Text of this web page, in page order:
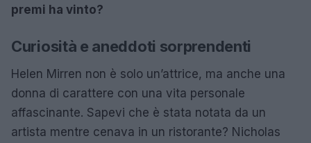
premi ha vinto?
Curiosità e aneddoti sorprendenti
Helen Mirren non è solo un’attrice, ma anche una
donna di carattere con una vita personale
affascinante. Sapevi che è stata notata da un
artista mentre cenava in un ristorante? Nicholas